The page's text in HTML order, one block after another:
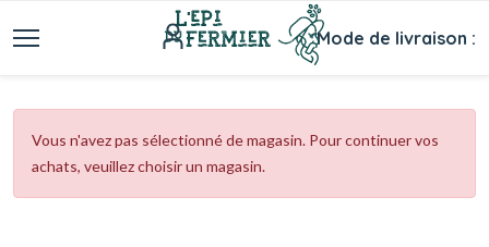
Mode de livraison :
Vous n'avez pas sélectionné de magasin. Pour continuer vos
achats, veuillez choisir un magasin.